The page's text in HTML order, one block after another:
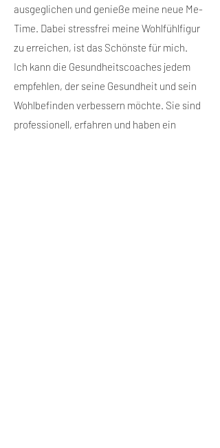
ausgeglichen und genieße meine neue Me-
Time. Dabei stressfrei meine Wohlfühlfigur
zu erreichen, ist das Schönste für mich.
Ich kann die Gesundheitscoaches jedem
empfehlen, der seine Gesundheit und sein
Wohlbefinden verbessern möchte. Sie sind
professionell, erfahren und haben ein